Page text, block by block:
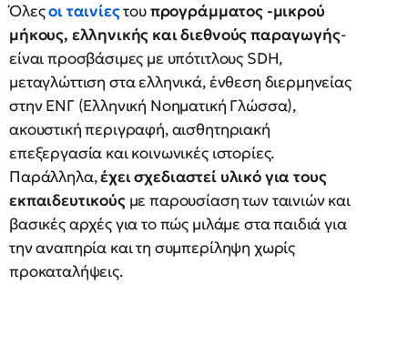
Όλεςοι ταινίεςτουπρογράμματος -μικρού
μήκους, ελληνικής και διεθνούς παραγωγής-
είναι προσβάσιμες με υπότιτλους SDH,
μεταγλώττιση στα ελληνικά, ένθεση διερμηνείας
στην ΕΝΓ (Ελληνική Νοηματική Γλώσσα),
ακουστική περιγραφή, αισθητηριακή
επεξεργασία και κοινωνικές ιστορίες.
Παράλληλα,έχει σχεδιαστεί υλικό για τους
εκπαιδευτικούςμε παρουσίαση των ταινιών και
βασικές αρχές για το πώς μιλάμε στα παιδιά για
την αναπηρία και τη συμπερίληψη χωρίς
προκαταλήψεις.